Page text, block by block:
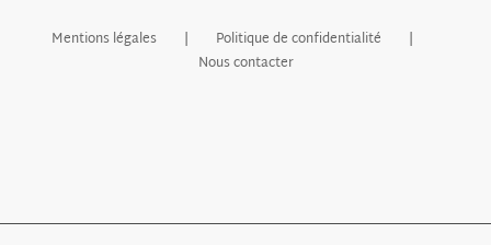
Mentions légales
Politique de confidentialité
Nous contacter